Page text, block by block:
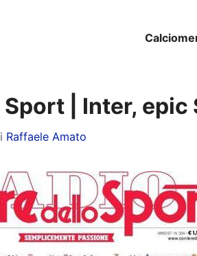
| Inter, epic
Raffaele Amato